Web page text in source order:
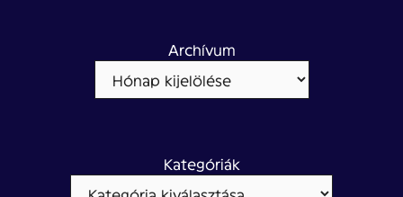
Archívum
Kategóriák